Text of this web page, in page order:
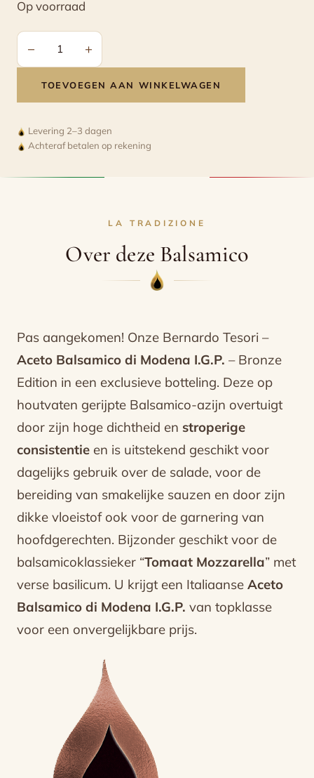
Op voorraad
IGP
-
Bernardo
− +
TOEVOEGEN AAN WINKELWAGEN
Levering 2–3 dagen
Achteraf betalen op rekening
LA TRADIZIONE
Over deze Balsamico
Pas aangekomen! Onze Bernardo Tesori –
Aceto Balsamico di Modena I.G.P. – Bronze
Edition in een exclusieve botteling. Deze op
houtvaten gerijpte Balsamico-azijn overtuigt
door zijn hoge dichtheid en stroperige
consistentie en is uitstekend geschikt voor
dagelijks gebruik over de salade, voor de
bereiding van smakelijke sauzen en door zijn
dikke vloeistof ook voor de garnering van
hoofdgerechten. Bijzonder geschikt voor de
balsamicoklassieker “Tomaat Mozzarella” met
verse basilicum. U krijgt een Italiaanse Aceto
Balsamico di Modena I.G.P. van topklasse
voor een onvergelijkbare prijs.